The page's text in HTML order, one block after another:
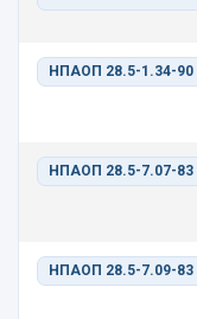
НПАОП 28.5-1.34-90
НПАОП 28.5-7.07-83
НПАОП 28.5-7.09-83